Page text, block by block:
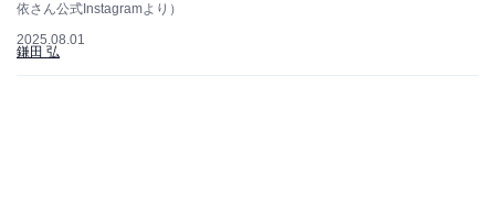
依さん公式Instagramより）
2025.08.01
鎌田 弘